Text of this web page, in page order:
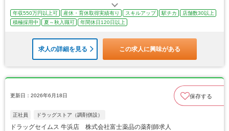
年収550万円以上可 産休・育休取得実績有り スキルアップ 駅チカ
店舗数30以上
積極採用中
夏～秋入職可 年間休日120日以上
求人の詳細を見る この求人に興味がある
更新日：2026年6月18日 保存する
正社員 ドラッグストア（調剤併設）
ドラッグセイムス 牛浜店 株式会社富士薬品の薬剤師求人